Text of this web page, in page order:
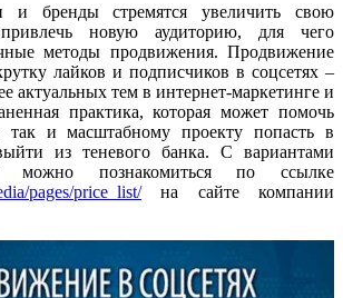
и бренды стремятся увеличить свою
новую аудиторию, для чего
методы продвижения. Продвижение
лайков и подписчиков в соцсетях –
актуальных тем в интернет-маркетинге и
практика, которая может помочь
так и масштабному проекту попасть в
из теневого банка. С вариантами
можно познакомиться по ссылке
pages/price_list/на сайте компании